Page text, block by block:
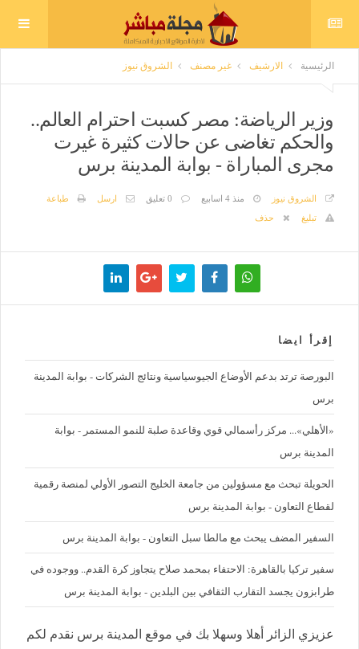
الرئيسية الارشيف غير مصنف الشروق نيوز
وزير الرياضة: مصر كسبت احترام العالم..
والحكم تغاضى عن حالات كثيرة غيرت
مجرى المباراة - بوابة المدينة برس
الشروق نيوز منذ 4 اسابيع 0 تعليق ارسل
طباعة
تبليغ
حذف
إقرأ ايضا
البورصة ترتد بدعم الأوضاع الجيوسياسية ونتائج الشركات - بوابة المدينة
برس
«الأهلي»... مركز رأسمالي قوي وقاعدة صلبة للنمو المستمر - بوابة
المدينة برس
الحويلة تبحث مع مسؤولين من جامعة الخليج التصور الأولي لمنصة رقمية
لقطاع التعاون - بوابة المدينة برس
السفير المضف يبحث مع مالطا سبل التعاون - بوابة المدينة برس
سفير تركيا بالقاهرة: الاحتفاء بمحمد صلاح يتجاوز كرة القدم.. ووجوده في
طرابزون يجسد التقارب الثقافي بين البلدين - بوابة المدينة برس
عزيزي الزائر أهلا وسهلا بك في موقع المدينة برس نقدم لكم